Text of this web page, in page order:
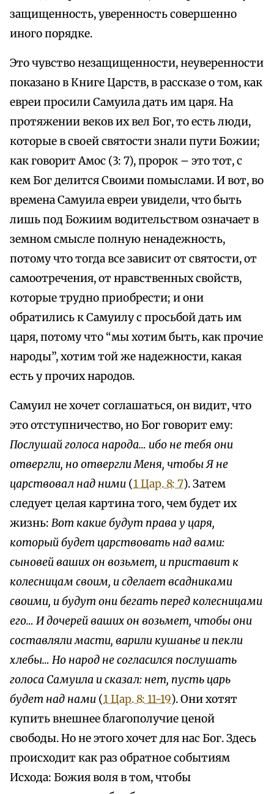
защищенность, уверенность совершенно
иного порядке.
Это чувство незащищенности, неуверенности
показано в Книге Царств, в рассказе о том, как
евреи просили Самуила дать им царя. На
протяжении веков их вел Бог, то есть люди,
которые в своей святости знали пути Божии;
как говорит Амос (3: 7), пророк – это тот, с
кем Бог делится Своими помыслами. И вот, во
времена Самуила евреи увидели, что быть
лишь под Божиим водительством означает в
земном смысле полную ненадежность,
потому что тогда все зависит от святости, от
самоотречения, от нравственных свойств,
которые трудно приобрести; и они
обратились к Самуилу с просьбой дать им
царя, потому что “мы хотим быть, как прочие
народы”, хотим той же надежности, какая
есть у прочих народов.
Самуил не хочет соглашаться, он видит, что
это отступничество, но Бог говорит ему:
Послушай голоса народа… ибо не тебя они
отвергли, но отвергли Меня, чтобы Я не
царствовал над ними (1 Цар. 8: 7). Затем
следует целая картина того, чем будет их
жизнь: Вот какие будут права у царя,
который будет царствовать над вами:
сыновей ваших он возьмет, и приставит к
колесницам своим, и сделает всадниками
своими, и будут они бегать перед колесницами
его… И дочерей ваших он возьмет, чтобы они
составляли масти, варили кушанье и пекли
хлебы… Но народ не согласился послушать
голоса Самуила и сказал: нет, пусть царь
будет над нами (1 Цар. 8: 11-19). Они хотят
купить внешнее благополучие ценой
свободы. Но не этого хочет для нас Бог. Здесь
происходит как раз обратное событиям
Исхода: Божия воля в том, чтобы